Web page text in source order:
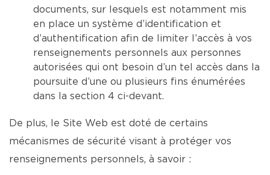
documents, sur lesquels est notamment mis
en place un système d’identification et
d’authentification afin de limiter l’accès à vos
renseignements personnels aux personnes
autorisées qui ont besoin d’un tel accès dans la
poursuite d’une ou plusieurs fins énumérées
dans la section 4 ci-devant.
De plus, le Site Web est doté de certains
mécanismes de sécurité visant à protéger vos
renseignements personnels, à savoir :